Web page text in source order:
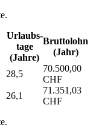
Urlaubs­
tage
(Jahre)
Bruttolohn
(Jahr)
28,5
70.500,00
CHF
26,1
71.351,03
CHF